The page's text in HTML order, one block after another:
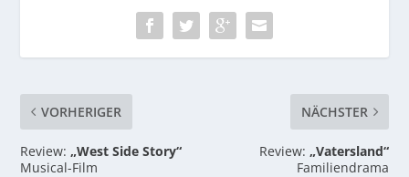
VORHERIGER
Review: „West Side Story“
Musical-Film
NÄCHSTER
Review: „Vatersland“
Familiendrama